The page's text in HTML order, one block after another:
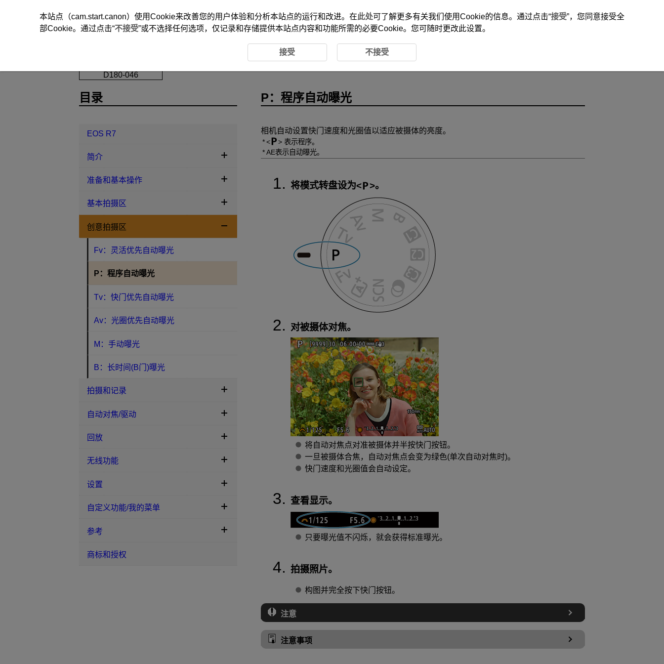
D180-046
P：程序自动曝光
相机自动设置快门速度和光圈值以适应被摄体的亮度。
表示程序。
AE表示自动曝光。
将模式转盘设为 。
对被摄体对焦。
将自动对焦点对准被摄体并半按快门按钮。
一旦被摄体合焦，自动对焦点会变为绿色(单次自动对焦时)。
快门速度和光圈值会自动设定。
查看显示。
只要曝光值不闪烁，就会获得标准曝光。
拍摄照片。
构图并完全按下快门按钮。
注意
注意事项
目录
EOS R7
简介
准备和基本操作
基本拍摄区
创意拍摄区
Fv：灵活优先自动曝光
P：程序自动曝光
Tv：快门优先自动曝光
Av：光圈优先自动曝光
M：手动曝光
B：长时间(B门)曝光
拍摄和记录
自动对焦/驱动
回放
无线功能
设置
自定义功能/我的菜单
参考
商标和授权
本站点（cam.start.canon）使用Cookie来改善您的用户体验和分析本站点的运行和改进。在此处可了解更多有关我们使用Cookie的信息。通过点击“接受”，您同意接受全
部Cookie。通过点击“不接受”或不选择任何选项，仅记录和存储提供本站点内容和功能所需的必要Cookie。您可随时更改此设置。
接受 不接受